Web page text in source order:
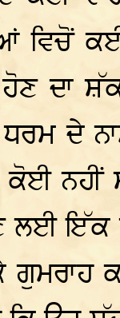
ਵਿਚੋਂ
ਦਾ ਸ਼ੱਕ
ਦੇ
ਕੋਈ
ਇੱਕ